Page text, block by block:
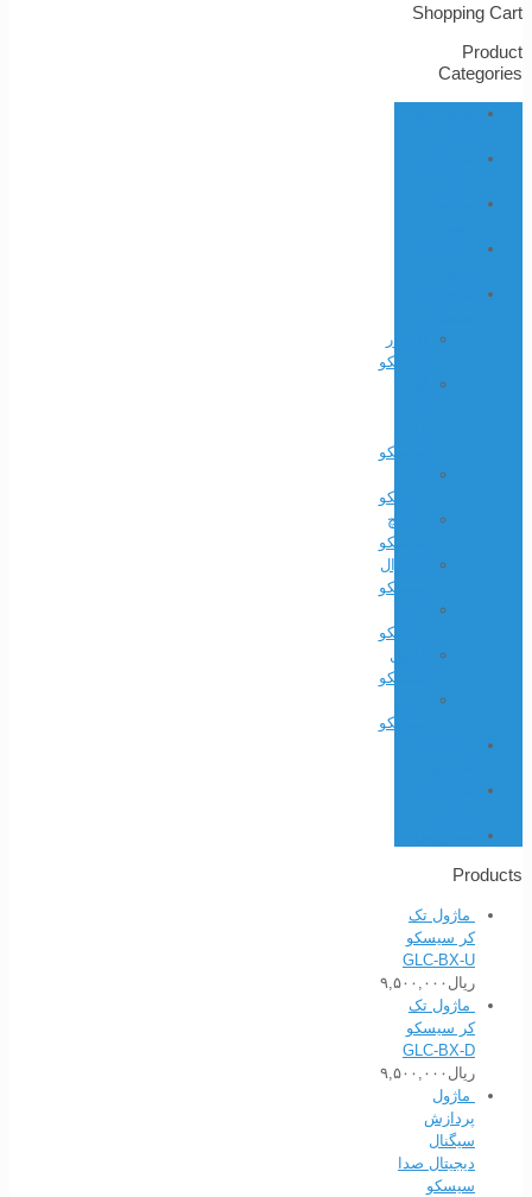
Shopping Cart
Product
Categories
آداپتور
سیسکو
سیسکو
سیسکو
سوئیچ
سیسکو
فایروال
سیسکو
سیسکو
ماژول
سیسکو
سیسکو
Products
ماژول تک
کر سیسکو
GLC-BX-U
ریال ۹,۵۰۰,۰۰۰
ماژول تک
کر سیسکو
GLC-BX-D
ریال ۹,۵۰۰,۰۰۰
ماژول
پردازش
سیگنال
دیجیتال صدا
سیسکو